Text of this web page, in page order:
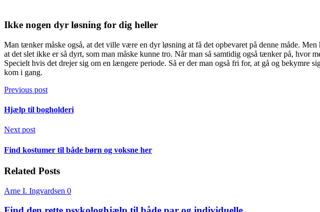
Ikke nogen dyr løsning for dig heller
Man tænker måske også, at det ville være en dyr løsning at få det opbevaret på denne måde.
at det slet ikke er så dyrt, som man måske kunne tro. Når man så samtidig også tænker på, hvor
Specielt hvis det drejer sig om en længere periode. Så er der man også fri for, at gå og bekymre
kom i gang.
Previous post
Hjælp til bogholderi
Next post
Find kostumer til både børn og voksne her
Related Posts
Arne I. Ingvardsen 0